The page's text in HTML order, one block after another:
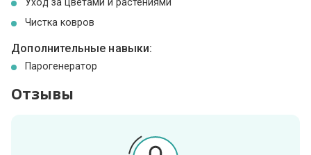
Уход за цветами и растениями
Чистка ковров
Дополнительные навыки:
Парогенератор
Отзывы